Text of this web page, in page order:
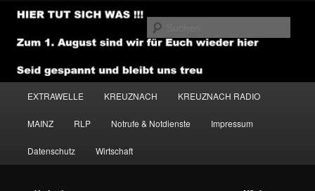
Zum
primären
Inhalt
NEWSHOUSE.MEDIA
EXTRAWELLE KREUZNACH KREUZNACH RADIO
MAINZ RLP Notrufe & Notdienste Impressum
Datenschutz Wirtschaft